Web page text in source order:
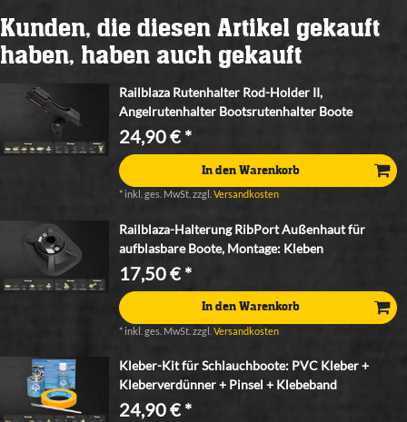
Kunden, die diesen Artikel gekauft
haben, haben auch gekauft
Railblaza Rutenhalter Rod-Holder II,
Angelrutenhalter Bootsrutenhalter Boote
24,90 € *
In den Warenkorb
* inkl. ges. MwSt. zzgl.Versandkosten
Railblaza-Halterung RibPort Außenhaut für
aufblasbare Boote, Montage: Kleben
17,50 € *
In den Warenkorb
* inkl. ges. MwSt. zzgl.Versandkosten
Kleber-Kit für Schlauchboote: PVC Kleber +
Kleberverdünner + Pinsel + Klebeband
24,90 € *